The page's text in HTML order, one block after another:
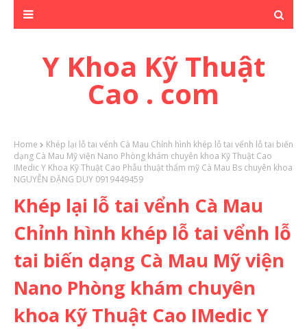
Y Khoa Kỹ Thuật
Cao . com
Home
Khép lại lỗ tai vểnh Cà Mau Chỉnh hình khép lỗ tai vểnh lỗ tai biến
dạng Cà Mau Mỹ viện Nano Phòng khám chuyên khoa Kỹ Thuật Cao
IMedic Y Khoa Kỹ Thuật Cao Phẫu thuật thẩm mỹ Cà Mau Bs chuyên khoa
NGUYỄN ĐẶNG DUY 0919449459
Khép lại lỗ tai vểnh Cà Mau
Chỉnh hình khép lỗ tai vểnh lỗ
tai biến dạng Cà Mau Mỹ viện
Nano Phòng khám chuyên
khoa Kỹ Thuật Cao IMedic Y